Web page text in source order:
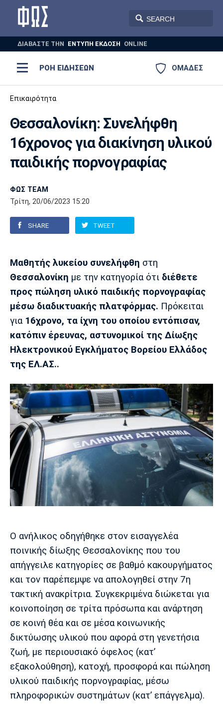
ΔΙΑΒΑΣΤΕ THN ΕΝΤΥΠΗ ΕΚΔΟΣΗ ONLINE
ΟΜΑΔΕΣ
ΡΟΗ ΕΙΔΗΣΕΩΝ
ΠΟΔΟΣΦΑΙΡΟ
AUTO-MOTO PLUS
Ποδόσφαιρο
Super League 1
Super League 2
Ελλάδα
Champions League
Conference League
Διεθνή
Euro
Εθνικές Ομάδες
Διαιτησία
Ποδόσφαιρο Γυναικών
Μπάσκετ
Ελλάδα
EuroLeague
ΝΒΑ
Champions League
Κύπελλο
EuroCup
Basket League
FIBA World Cup 2023
Ολυμπιακοί Αγώνες
Πόλο
Τένις
Στίβος
Γυμναστική
Κολύμβηση
Χάντμπολ
Auto-Moto
Αυτοκίνητο
Formula 1
Μοτοσυκλέτα
Tech
Gaming
Gadgets
Plus
Θέατρο
Ευ ζην
Βιβλίο
Μουσική
Πολιτισμός
Blogs
Πρωτοσέλιδα
Έντυπη έκδοση
Στήλες
Τραγούδια
Cine Spot
Media
Παρασκήνιο
Πρόγραμμα TV
Ολυμπιακός ΑΕΚ ΠΑΟΚ
Παναθηναϊκός
Τρίπολης
Ηρακλής Βόλος
Ιωνικός Πανσερραϊκός
Μαδρίτης
Μαδρίτης
Μάντσεστερ
Γιουνάιτεντ
Τσέλσι
Λίβερπουλ
Μάντσεστερ
Σίτι
Γιουβέντους
Επικαιρότητα
Θεσσαλονίκη: Συνελήφθη
16χρονος για διακίνηση υλικού
παιδικής πορνογραφίας
ΦΩΣ TEAM
Τρίτη, 20/06/2023 15:20
SHARE TWEET
Μαθητής λυκείου συνελήφθη στη
Θεσσαλονίκη με την κατηγορία ότι διέθετε
προς πώληση υλικό παιδικής πορνογραφίας
μέσω διαδικτυακής πλατφόρμας. Πρόκειται
για 16χρονο, τα ίχνη του οποίου εντόπισαν,
κατόπιν έρευνας, αστυνομικοί της Δίωξης
Ηλεκτρονικού Εγκλήματος Βορείου Ελλάδος
της ΕΛ.ΑΣ..
Ο ανήλικος οδηγήθηκε στον εισαγγελέα
ποινικής δίωξης Θεσσαλονίκης που του
απήγγειλε κατηγορίες σε βαθμό κακουργήματος
και τον παρέπεμψε να απολογηθεί στην 7η
τακτική ανακρίτρια. Συγκεκριμένα διώκεται για
κοινοποίηση σε τρίτα πρόσωπα και ανάρτηση
σε κοινή θέα και σε μέσα κοινωνικής
δικτύωσης υλικού που αφορά στη γενετήσια
ζωή, με περιουσιακό όφελος (κατ’
εξακολούθηση), κατοχή, προσφορά και πώληση
υλικού παιδικής πορνογραφίας, μέσω
πληροφορικών συστημάτων (κατ’ επάγγελμα).